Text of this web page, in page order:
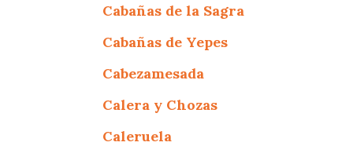
Cabañas de la Sagra
Cabañas de Yepes
Cabezamesada
Calera y Chozas
Caleruela